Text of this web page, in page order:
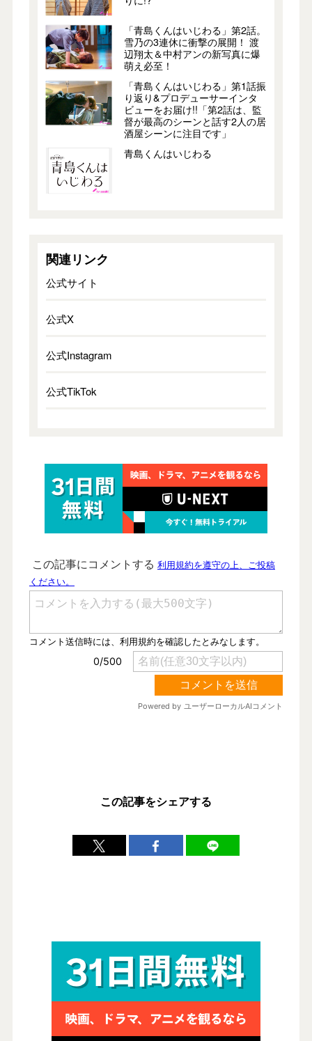
「青島くんはいじわる」第2話。
雪乃の3連休に衝撃の展開！ 渡
辺翔太＆中村アンの新写真に爆
萌え必至！
「青島くんはいじわる」第1話振
り返り&プロデューサーインタ
ビューをお届け!!「第2話は、監
督が最高のシーンと話す2人の居
酒屋シーンに注目です」
青島くんはいじわる
関連リンク
公式サイト
公式X
公式Instagram
公式TikTok
この記事をシェアする